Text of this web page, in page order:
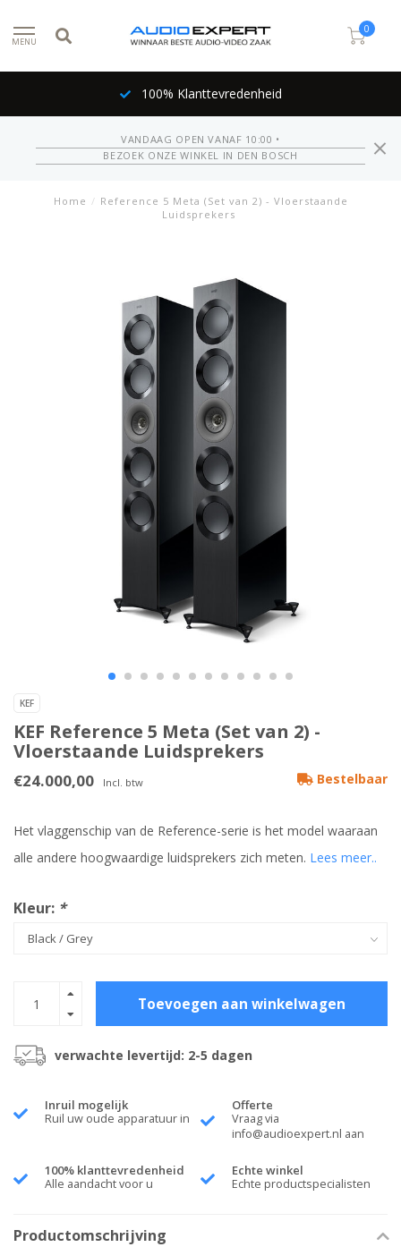
MENU
0
100% Klanttevredenheid
VANDAAG OPEN VANAF 10:00 •
BEZOEK ONZE WINKEL IN DEN BOSCH
Home / Reference 5 Meta (Set van 2) - Vloerstaande
Luidsprekers
KEF
KEF Reference 5 Meta (Set van 2) -
Vloerstaande Luidsprekers
€24.000,00 Incl. btw Bestelbaar
Het vlaggenschip van de Reference-serie is het model waaraan
alle andere hoogwaardige luidsprekers zich meten. Lees meer..
Kleur: *
Toevoegen aan winkelwagen
verwachte levertijd: 2-5 dagen
Inruil mogelijk
Ruil uw oude apparatuur in
Offerte
Vraag via
info@audioexpert.nl aan
100% klanttevredenheid
Alle aandacht voor u
Echte winkel
Echte productspecialisten
Productomschrijving